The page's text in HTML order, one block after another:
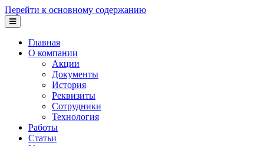
Перейти к основному содержанию
Главная
О компании
Акции
Документы
История
Реквизиты
Сотрудники
Технология
Работы
Статьи